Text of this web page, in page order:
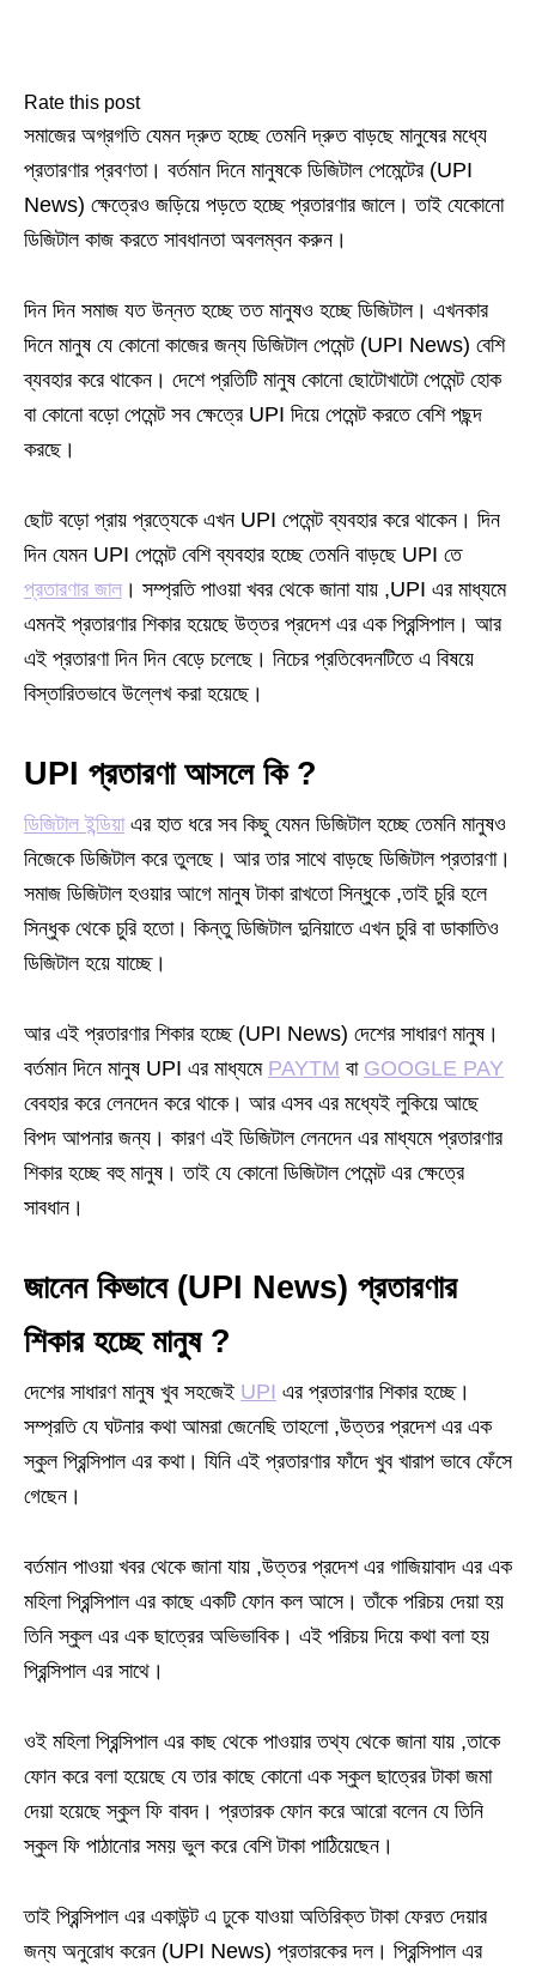
Rate this post
সমাজের অগ্রগতি যেমন দ্রুত হচ্ছে তেমনি দ্রুত বাড়ছে মানুষের মধ্যে
প্রতারণার প্রবণতা। বর্তমান দিনে মানুষকে ডিজিটাল পেমেন্টের (UPI
News) ক্ষেত্রেও জড়িয়ে পড়তে হচ্ছে প্রতারণার জালে। তাই যেকোনো
ডিজিটাল কাজ করতে সাবধানতা অবলম্বন করুন।
দিন দিন সমাজ যত উন্নত হচ্ছে তত মানুষও হচ্ছে ডিজিটাল। এখনকার
দিনে মানুষ যে কোনো কাজের জন্য ডিজিটাল পেমেন্ট (UPI News) বেশি
ব্যবহার করে থাকেন। দেশে প্রতিটি মানুষ কোনো ছোটোখাটো পেমেন্ট হোক
বা কোনো বড়ো পেমেন্ট সব ক্ষেত্রে UPI দিয়ে পেমেন্ট করতে বেশি পছন্দ
করছে।
ছোট বড়ো প্রায় প্রত্যেকে এখন UPI পেমেন্ট ব্যবহার করে থাকেন। দিন
দিন যেমন UPI পেমেন্ট বেশি ব্যবহার হচ্ছে তেমনি বাড়ছে UPI তে
প্রতারণার জাল । সম্প্রতি পাওয়া খবর থেকে জানা যায় ,UPI এর মাধ্যমে
এমনই প্রতারণার শিকার হয়েছে উত্তর প্রদেশ এর এক প্রিন্সিপাল। আর
এই প্রতারণা দিন দিন বেড়ে চলেছে। নিচের প্রতিবেদনটিতে এ বিষয়ে
বিস্তারিতভাবে উল্লেখ করা হয়েছে।
UPI প্রতারণা আসলে কি ?
ডিজিটাল ইন্ডিয়াএর হাত ধরে সব কিছু যেমন ডিজিটাল হচ্ছে তেমনি মানুষও
নিজেকে ডিজিটাল করে তুলছে। আর তার সাথে বাড়ছে ডিজিটাল প্রতারণা।
সমাজ ডিজিটাল হওয়ার আগে মানুষ টাকা রাখতো সিন্ধুকে ,তাই চুরি হলে
সিন্ধুক থেকে চুরি হতো। কিন্তু ডিজিটাল দুনিয়াতে এখন চুরি বা ডাকাতিও
ডিজিটাল হয়ে যাচ্ছে।
আর এই প্রতারণার শিকার হচ্ছে (UPI News) দেশের সাধারণ মানুষ।
বর্তমান দিনে মানুষ UPI এর মাধ্যমে PAYTM বা GOOGLE PAY
বেবহার করে লেনদেন করে থাকে। আর এসব এর মধ্যেই লুকিয়ে আছে
বিপদ আপনার জন্য। কারণ এই ডিজিটাল লেনদেন এর মাধ্যমে প্রতারণার
শিকার হচ্ছে বহু মানুষ। তাই যে কোনো ডিজিটাল পেমেন্ট এর ক্ষেত্রে
সাবধান।
জানেন কিভাবে (UPI News) প্রতারণার
শিকার হচ্ছে মানুষ ?
দেশের সাধারণ মানুষ খুব সহজেই UPI এর প্রতারণার শিকার হচ্ছে।
সম্প্রতি যে ঘটনার কথা আমরা জেনেছি তাহলো ,উত্তর প্রদেশ এর এক
স্কুল প্রিন্সিপাল এর কথা। যিনি এই প্রতারণার ফাঁদে খুব খারাপ ভাবে ফেঁসে
গেছেন।
বর্তমান পাওয়া খবর থেকে জানা যায় ,উত্তর প্রদেশ এর গাজিয়াবাদ এর এক
মহিলা প্রিন্সিপাল এর কাছে একটি ফোন কল আসে। তাঁকে পরিচয় দেয়া হয়
তিনি স্কুল এর এক ছাত্রের অভিভাবিক। এই পরিচয় দিয়ে কথা বলা হয়
প্রিন্সিপাল এর সাথে।
ওই মহিলা প্রিন্সিপাল এর কাছ থেকে পাওয়ার তথ্য থেকে জানা যায় ,তাকে
ফোন করে বলা হয়েছে যে তার কাছে কোনো এক স্কুল ছাত্রের টাকা জমা
দেয়া হয়েছে স্কুল ফি বাবদ। প্রতারক ফোন করে আরো বলেন যে তিনি
স্কুল ফি পাঠানোর সময় ভুল করে বেশি টাকা পাঠিয়েছেন।
তাই প্রিন্সিপাল এর একাউন্ট এ ঢুকে যাওয়া অতিরিক্ত টাকা ফেরত দেয়ার
জন্য অনুরোধ করেন (UPI News) প্রতারকের দল। প্রিন্সিপাল এর